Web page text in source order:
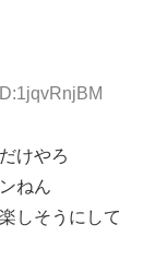
けやろ
ねん
しそうにして